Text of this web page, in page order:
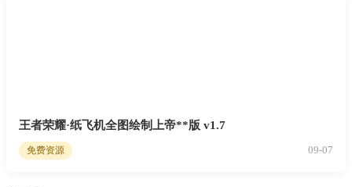
王者荣耀·纸飞机全图绘制上帝**版 v1.7
免费资源 09-07